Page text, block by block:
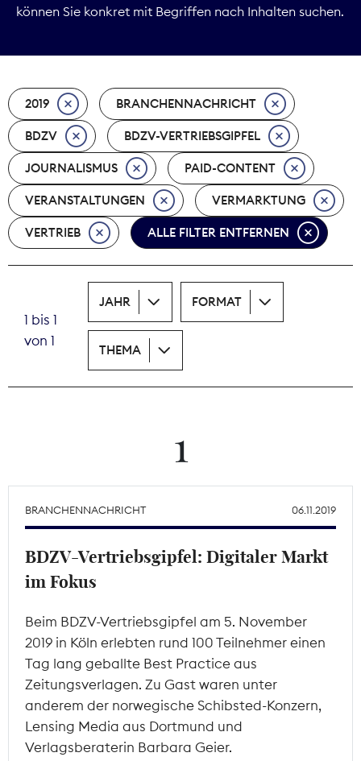
Marktdaten
Nachhaltigkeit
Nachwuchs
Nova Award
Pressefreiheit
Print
Recht
Tarifpolitik
Theodor-Wolff-Preis
Mitgliederbereich
können Sie konkret mit Begriffen nach Inhalten suchen.
2019 BRANCHENNACHRICHT
BDZV BDZV-VERTRIEBSGIPFEL
JOURNALISMUS PAID-CONTENT
VERANSTALTUNGEN VERMARKTUNG
VERTRIEB ALLE FILTER ENTFERNEN
1 bis 1
von 1
JAHR FORMAT
THEMA
1
BRANCHENNACHRICHT 06.11.2019
BDZV-Vertriebsgipfel: Digitaler Markt
im Fokus
Beim BDZV-Vertriebsgipfel am 5. November
2019 in Köln erlebten rund 100 Teilnehmer einen
Tag lang geballte Best Practice aus
Zeitungsverlagen. Zu Gast waren unter
anderem der norwegische Schibsted-Konzern,
Lensing Media aus Dortmund und
Verlagsberaterin Barbara Geier.